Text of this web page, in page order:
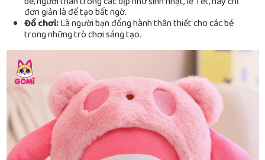
đơn giản là để tạo bất ngờ.
Đồ chơi:Là người bạn đồng hành thân thiết cho các bé
trong những trò chơi sáng tạo.